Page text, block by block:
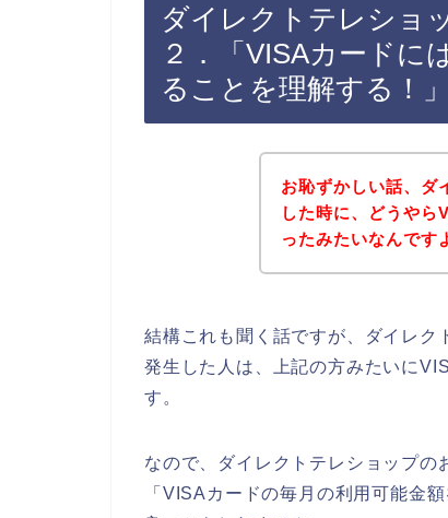
ダイレクトテレショ
２．「VISAカードに
ることを理解する！」
お恥ずかしい話、ダ
した時に、どうやら
ったみたいなんです
結構これも聞く話ですが、ダイレ
発生した人は、上記の方みたいに
す。
なので、ダイレクトテレショップの
「VISAカードの毎月の利用可能金